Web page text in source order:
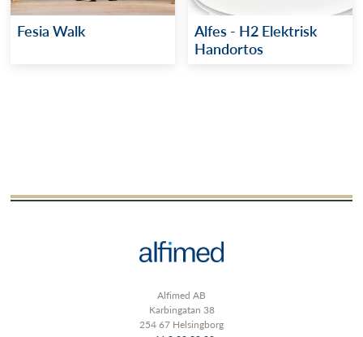
Fesia Walk
Alfes - H2 Elektrisk
Handortos
Alfimed AB
Karbingatan 38
254 67 Helsingborg